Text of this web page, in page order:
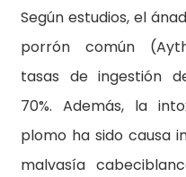
Según estudios, el
porrón común
tasas de ingestión
70%. Además, la
plomo ha sido causa
malvasía